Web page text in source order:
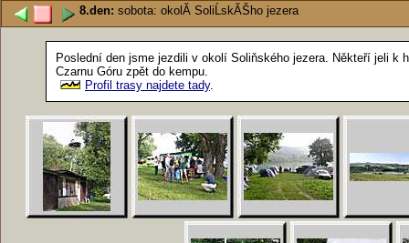
8.den: sobota: okolĂ­ SoliĹskĂŠho jezera
Poslední den jsme jezdili v okolí Soliňského jezera. Někteří jeli
Czarnu Góru zpět do kempu.
Profil trasy najdete tady.